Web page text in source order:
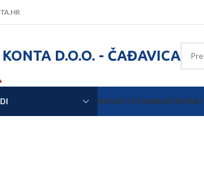
KONTA D.O.O. - ČAĐAVICA
NOVOSTIO NAMAKONTAKT